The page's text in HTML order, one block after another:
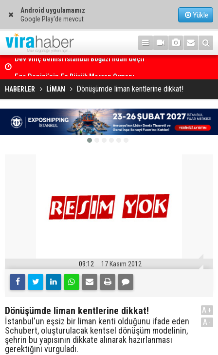
Android uygulamamız
Google Play'de mevcut
Yükle
HABERLER LİMAN Dönüşümde liman kentlerine dikkat!
09:12 17 Kasım 2012
Dönüşümde liman kentlerine dikkat!
İstanbul'un eşsiz bir liman kenti olduğunu ifade eden
Schubert, oluşturulacak kentsel dönüşüm modelinin,
şehrin bu yapısının dikkate alınarak hazırlanması
gerektiğini vurguladı.
A+
A-